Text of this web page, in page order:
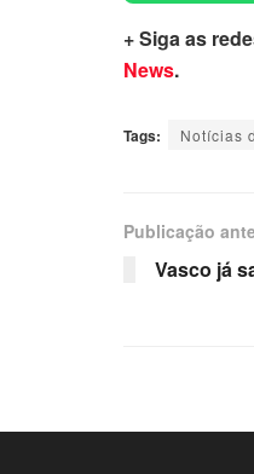
+ Siga as
News.
Tags: Notícias
Publicação
Vasco já